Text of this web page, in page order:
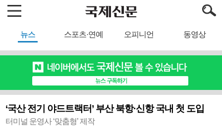
뉴스 스포츠·연예 오피니언 동영상
‘국산 전기 야드트랙터’ 부산 북항·신항 국내 첫 도입
터미널 운영사 ‘맞춤형’ 제작